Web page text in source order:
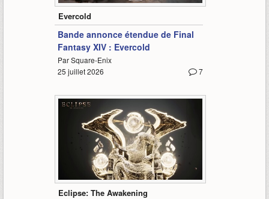
Evercold
Bande annonce étendue de Final
Fantasy XIV : Evercold
Par Square-Enix
7
25 juillet 2026
Eclipse: The Awakening